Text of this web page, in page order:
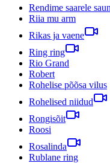
Rendime saarele
Riia mu arm
Rikas ja vaene
Ring ring
Rio Grand
Robert
Rohelise põõsa vilus
Rohelised niidud
Rongisõit
Roosi
Rosalinda
Rublane ring